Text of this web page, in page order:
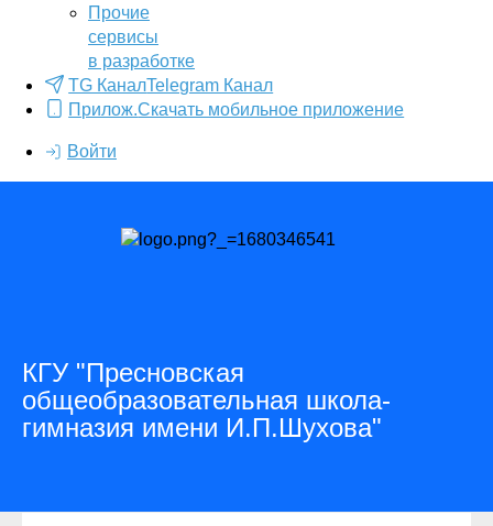
Прочие
сервисы
в разработке
TG КаналTelegram Канал
Прилож.Скачать мобильное приложение
Войти
КГУ "Пресновская
общеобразовательная школа-
гимназия имени И.П.Шухова"